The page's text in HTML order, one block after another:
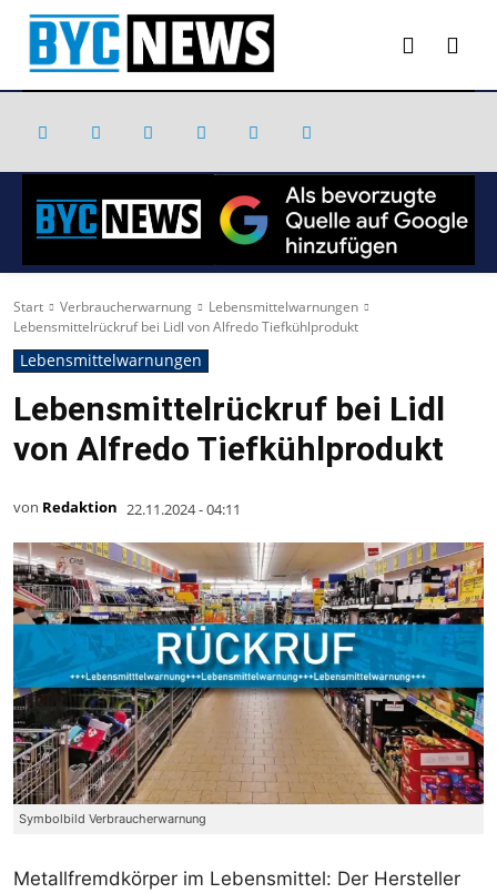
Start Verbraucherwarnung
Lebensmittelwarnungen
Lebensmittelrückruf bei Lidl von Alfredo Tiefkühlprodukt
Lebensmittelwarnungen
Lebensmittelrückruf bei Lidl
von Alfredo Tiefkühlprodukt
von Redaktion 22.11.2024 - 04:11
Symbolbild Verbraucherwarnung
Metallfremdkörper im Lebensmittel: Der Hersteller